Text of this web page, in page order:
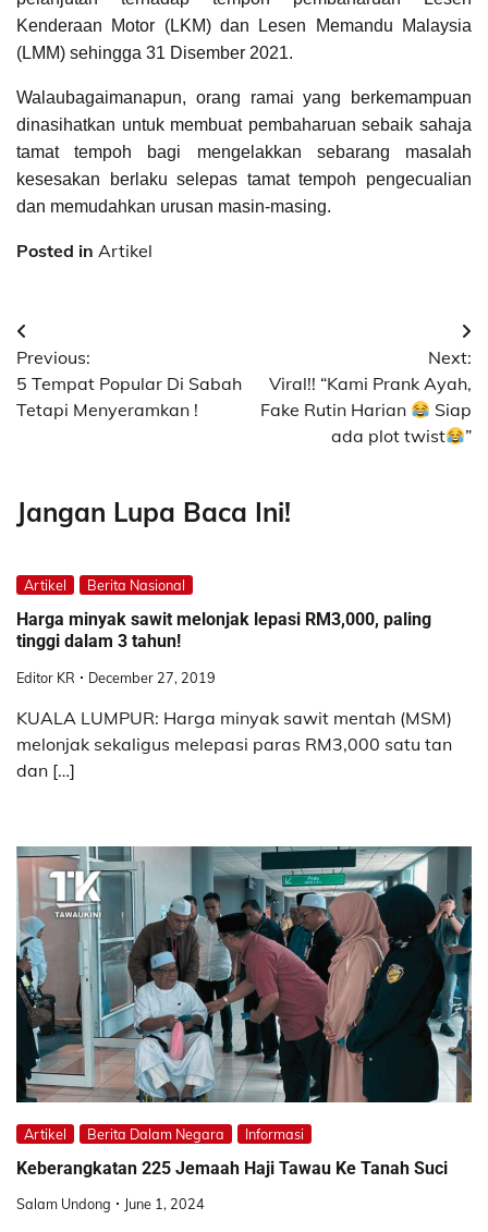
Kenderaan Motor (LKM) dan Lesen Memandu Malaysia
(LMM) sehingga 31 Disember 2021.
Walaubagaimanapun, orang ramai yang berkemampuan
dinasihatkan untuk membuat pembaharuan sebaik sahaja
tamat tempoh bagi mengelakkan sebarang masalah
kesesakan berlaku selepas tamat tempoh pengecualian
dan memudahkan urusan masin-masing.
Posted in Artikel
Post
navigation
Previous:
5 Tempat Popular Di Sabah
Tetapi Menyeramkan !
Next:
Viral!! “Kami Prank Ayah,
Fake Rutin Harian
Siap
ada plot twist
”
Jangan Lupa Baca Ini!
Artikel Berita Nasional
Harga minyak sawit melonjak lepasi RM3,000, paling
tinggi dalam 3 tahun!
Editor KR December 27, 2019
KUALA LUMPUR: Harga minyak sawit mentah (MSM)
melonjak sekaligus melepasi paras RM3,000 satu tan
dan […]
Artikel Berita Dalam Negara Informasi
Keberangkatan 225 Jemaah Haji Tawau Ke Tanah Suci
Salam Undong June 1, 2024